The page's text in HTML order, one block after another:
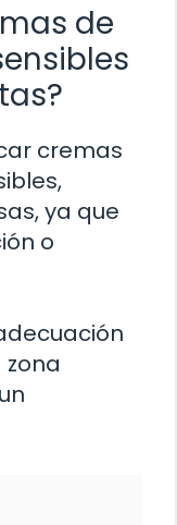
de
cremas
ya que
o